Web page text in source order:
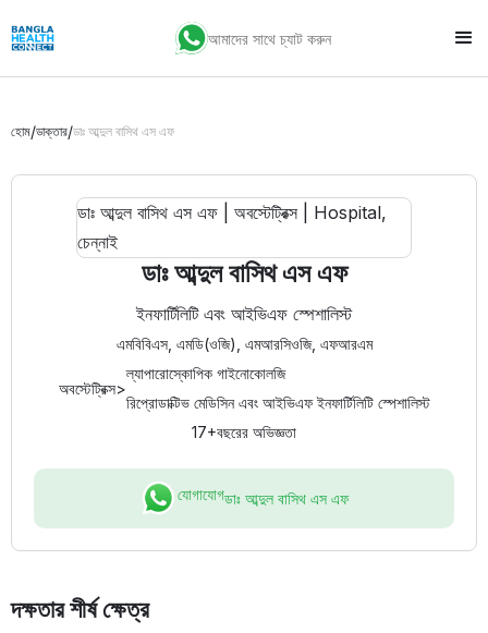
আমাদের সাথে চ্যাট করুন
হোম/ডাক্তার/ডাঃ আব্দুল বাসিথ এস এফ
ডাঃ আব্দুল বাসিথ এস এফ
ইনফার্টিলিটি এবং আইভিএফ স্পেশালিস্ট
এমবিবিএস, এমডি(ওজি), এমআরসিওজি, এফআরএম
অবস্টেট্রিক্স>
ল্যাপারোস্কোপিক গাইনোকোলজি
রিপ্রোডাক্টিভ মেডিসিন এবং আইভিএফ ইনফার্টিলিটি স্পেশালিস্ট
17+বছরের অভিজ্ঞতা
যোগাযোগডাঃ আব্দুল বাসিথ এস এফ
দক্ষতার শীর্ষ ক্ষেত্র